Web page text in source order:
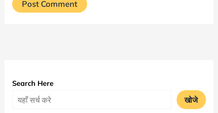
Search Here
खोजे